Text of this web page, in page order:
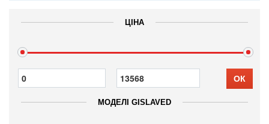
ЦІНА
ОК
МОДЕЛІ GISLAVED